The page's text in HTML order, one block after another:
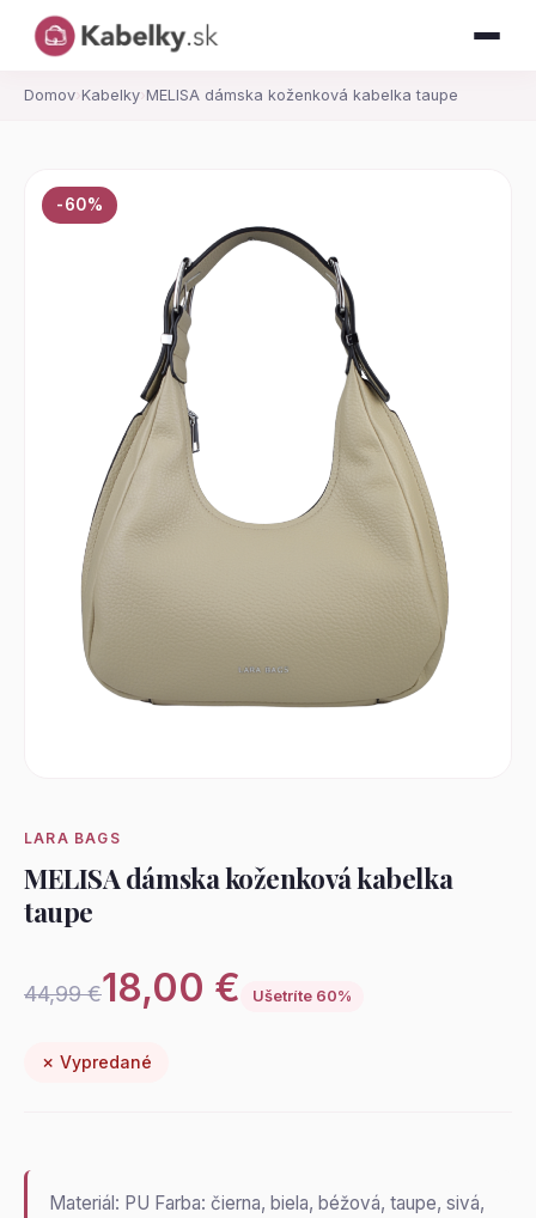
Domov› Kabelky› MELISA dámska koženková kabelka taupe
-60%
LARA BAGS
MELISA dámska koženková kabelka
taupe
44,99 €18,00 € Ušetríte 60%
✗ Vypredané
Materiál: PU Farba: čierna, biela, béžová, taupe, sivá,